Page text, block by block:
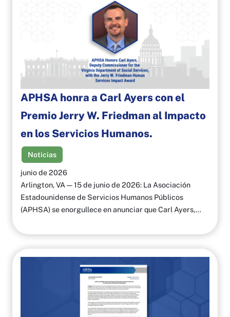
APHSA honra a Carl Ayers con el
Premio Jerry W. Friedman al Impacto
en los Servicios Humanos.
Noticias
junio de 2026
Arlington, VA — 15 de junio de 2026: La Asociación
Estadounidense de Servicios Humanos Públicos
(APHSA) se enorgullece en anunciar que Carl Ayers,…